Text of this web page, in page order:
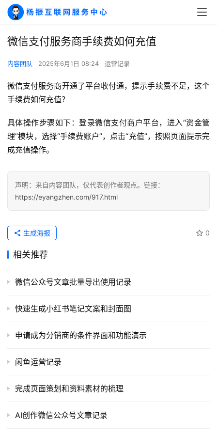
A
实
干
运
营
录
经
验
程
软
应
务
目
示
微信支付服务商手续费如何充值
内容团队 2025年6月1日 08:24 运营记录
微信支付服务商开通了平台收付通，提示手续费不足，这个
手续费如何充值？
具体操作步骤如下：登录微信支付商户平台，进入“资金管
理”模块，选择“手续费账户”，点击“充值”，按照页面提示完
成充值操作。
声明：来自内容团队，仅代表创作者观点。链接：
https://eyangzhen.com/917.html
0
生成海报
相关推荐
微信公众号文章批量导出使用记录
快速生成小红书笔记文案和封面图
申请成为分销商的条件界面和功能演示
闲鱼运营记录
完成页面策划和资料素材的梳理
AI创作微信公众号文章记录